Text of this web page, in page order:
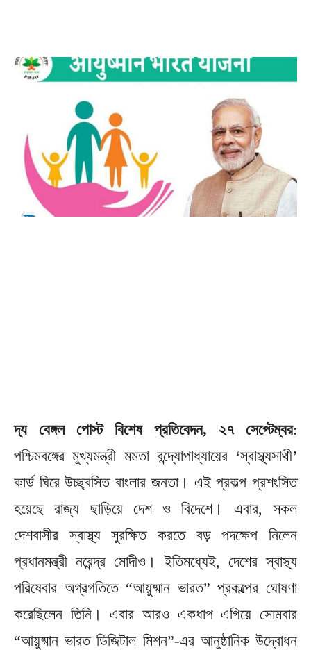
দ্য বেঙ্গল পোস্ট বিশেষ প্রতিবেদন, ২৭ সেপ্টেম্বর:
পশ্চিমবঙ্গের মুখ্যমন্ত্রী মমতা বন্দ্যোপাধ্যায়ের ‘স্বাস্থ্যসাথী’
কার্ড ঘিরে উচ্ছ্বসিত বাংলার জনতা। এই প্রকল্প প্রশংসিত
হয়েছে রাজ্য ছাড়িয়ে দেশ ও বিদেশে। এবার, সকল
দেশবাসীর স্বাস্থ্য সুরক্ষিত করতে বড় পদক্ষেপ নিলেন
প্রধানমন্ত্রী নরেন্দ্র মোদীও। ইতিমধ্যেই, দেশের স্বাস্থ্য
পরিষেবার অগ্রগতিতে “আয়ুষ্মান ভারত” প্রকল্পের ঘোষণা
করেছিলেন তিনি। এবার আরও একধাপ এগিয়ে সোমবার
“আয়ুষ্মান ভারত ডিজিটাল মিশন”-এর আনুষ্ঠানিক উদ্বোধন